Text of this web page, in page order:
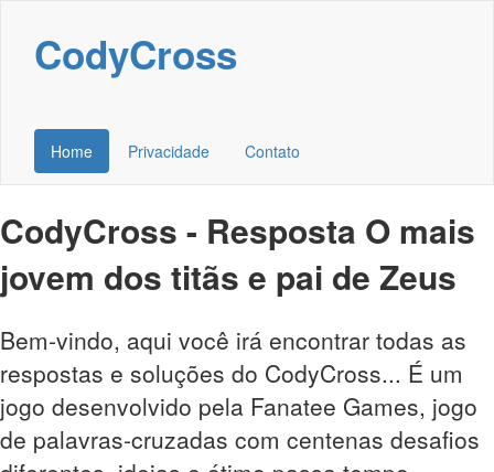
CodyCross
Home Privacidade Contato
CodyCross - Resposta O mais
jovem dos titãs e pai de Zeus
Bem-vindo, aqui você irá encontrar todas as
respostas e soluções do CodyCross... É um
jogo desenvolvido pela Fanatee Games, jogo
de palavras-cruzadas com centenas desafios